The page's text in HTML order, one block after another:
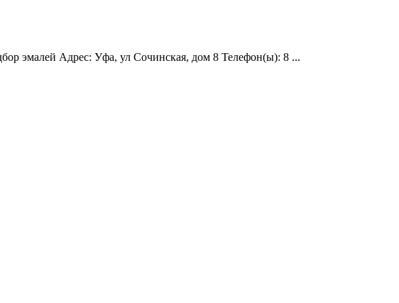
эмалей Адрес: Уфа, ул Сочинская, дом 8 Телефон(ы): 8 ...